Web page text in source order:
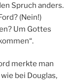
Spruch anders.
(Nein!)
Um Gottes
merkte man
bei Douglas,